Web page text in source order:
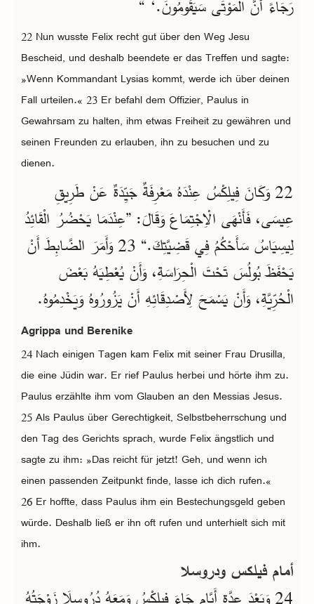
رَجَاءً أَنَّ الْمَوْتَى سَيَقُومُونَ.‘ “
22 Nun wusste Felix recht gut über den Weg Jesu
Bescheid, und deshalb beendete er das Treffen und sagte:
»Wenn Kommandant Lysias kommt, werde ich über deinen
Fall urteilen.« 23 Er befahl dem Offizier, Paulus in
Gewahrsam zu halten, ihm etwas Freiheit zu gewähren und
seinen Freunden zu erlauben, ihn zu besuchen und zu
dienen.
22 وَكَانَ فِيلِكْسُ عِنْدَهُ مَعْرِفَةٌ جَيِّدَةٌ عَنْ طَرِيقِ
عِيسَى، فَأَنْهَى الْاِجْتِمَاعَ وَقَالَ: ”عِنْدَمَا يَحْضُرُ الْقَائِدُ
لِيسِيَاسُ سَأَحْكُمُ فِي قَضِيَّتِكَ.“ 23 وَأَمَرَ الضَّابِطَ أَنْ
يَحْفَظَ بُولُسَ تَحْتَ الْحِرَاسَةِ، وَأَنْ يُعْطِيَهُ بَعْضَ
الْحُرِّيَّةِ، وَأَنْ يَسْمَحَ لِأَصْدِقَائِهِ أَنْ يَزُورُوهُ وَيَخْدِمُوهُ.
Agrippa und Berenike
24 Nach einigen Tagen kam Felix mit seiner Frau Drusilla,
die eine Jüdin war. Er rief Paulus herbei und hörte ihm zu.
Paulus erzählte ihm vom Glauben an den Messias Jesus.
25 Als Paulus über Gerechtigkeit, Selbstbeherrschung und
den Tag des Gerichts sprach, wurde Felix ängstlich und
sagte zu ihm: »Das reicht für jetzt! Geh, und wenn ich
einen passenden Zeitpunkt finde, lasse ich dich rufen.«
26 Er hoffte, dass Paulus ihm ein Bestechungsgeld geben
würde. Deshalb ließ er ihn oft rufen und unterhielt sich mit
ihm.
أمام فيلكس ودروسلا
24 وَبَعْدَ عِدَّةِ أَيَّامٍ جَاءَ فِيلِكْسُ وَمَعَهُ دُرُوسِلَا زَوْجَتُهُ